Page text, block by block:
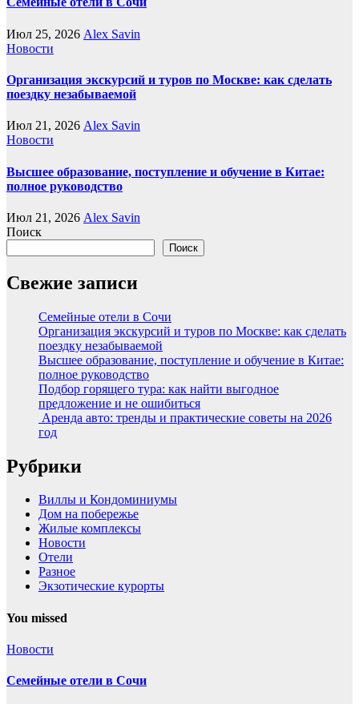
Июл 25, 2026 Alex Savin
Новости
Организация экскурсий и туров по Москве: как сделать
поездку незабываемой
Июл 21, 2026 Alex Savin
Новости
Высшее образование, поступление и обучение в Китае:
полное руководство
Июл 21, 2026 Alex Savin
Поиск
Поиск
Свежие записи
Семейные отели в Сочи
Организация экскурсий и туров по Москве: как сделать
поездку незабываемой
Высшее образование, поступление и обучение в Китае:
полное руководство
Подбор горящего тура: как найти выгодное
предложение и не ошибиться
Аренда авто: тренды и практические советы на 2026
год
Рубрики
Виллы и Кондоминиумы
Дом на побережье
Жилые комплексы
Новости
Отели
Разное
Экзотические курорты
You missed
Новости
Семейные отели в Сочи